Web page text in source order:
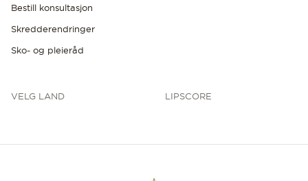
Bestill konsultasjon
Skredderendringer
Sko- og pleieråd
VELG LAND LIPSCORE